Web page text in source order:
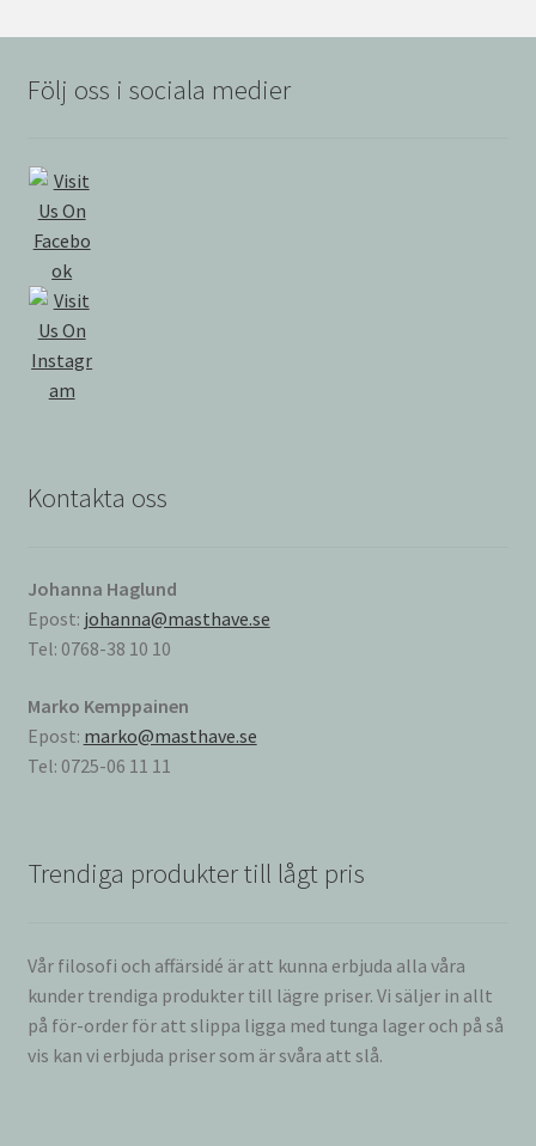
Följ oss i sociala medier
Kontakta oss
Johanna Haglund
Epost: johanna@masthave.se
Tel: 0768-38 10 10
Marko Kemppainen
Epost: marko@masthave.se
Tel: 0725-06 11 11
Trendiga produkter till lågt pris
Vår filosofi och affärsidé är att kunna erbjuda alla våra
kunder trendiga produkter till lägre priser. Vi säljer in allt
på för-order för att slippa ligga med tunga lager och på så
vis kan vi erbjuda priser som är svåra att slå.